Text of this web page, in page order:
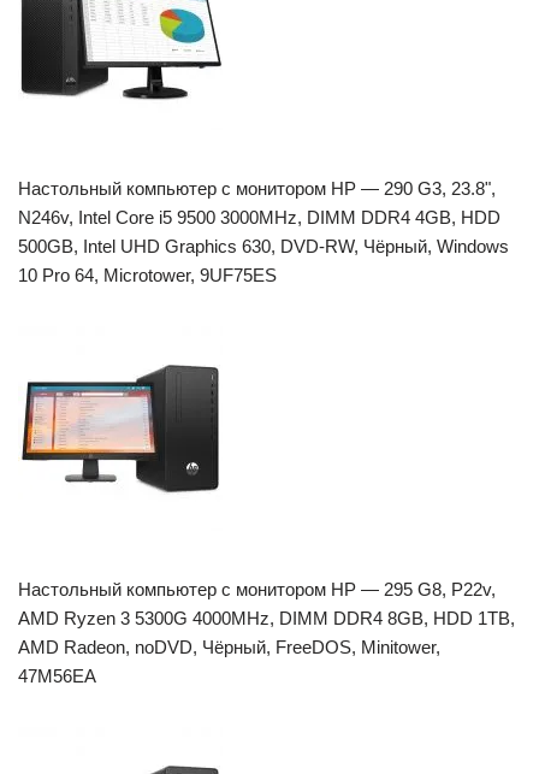
Настольный компьютер с монитором HP — 290 G3, 23.8",
N246v, Intel Core i5 9500 3000MHz, DIMM DDR4 4GB, HDD
500GB, Intel UHD Graphics 630, DVD-RW, Чёрный, Windows
10 Pro 64, Microtower, 9UF75ES
Настольный компьютер с монитором HP — 295 G8, P22v,
AMD Ryzen 3 5300G 4000MHz, DIMM DDR4 8GB, HDD 1TB,
AMD Radeon, noDVD, Чёрный, FreeDOS, Minitower,
47M56EA